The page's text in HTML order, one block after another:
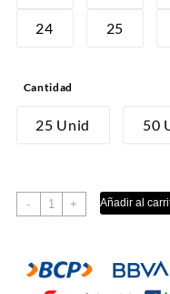
hasta
24 25
Cantidad
25 Unid 50
-
CORRUGADO
cantidad
+ Añadir al